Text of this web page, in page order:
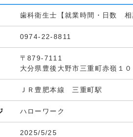
歯科衛生士【就業時間・日数
0974-22-8811
〒879-7111
大分県豊後大野市三重町赤嶺１
ＪＲ豊肥本線 三重町駅
ハローワーク
2025/5/25